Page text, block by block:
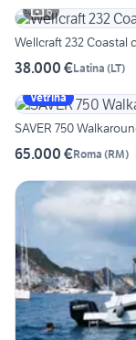
6
Wellcraft 232 Coastal
38.000 €Latina (LT)
Vetrina
SAVER 750
65.000 €Roma (RM)